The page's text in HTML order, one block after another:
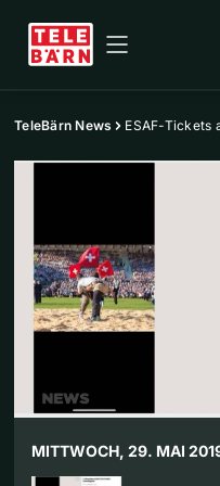
TeleBärn News ESAF-Tickets
MITTWOCH, 29. MAI